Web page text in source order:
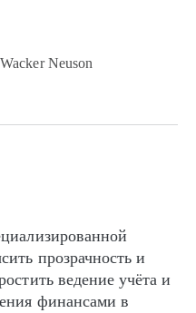
Neuson
прозрачность и
ведение учёта и
финансами в